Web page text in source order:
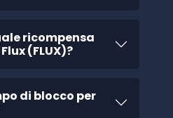
ricompensa
(FLUX)?
di blocco per